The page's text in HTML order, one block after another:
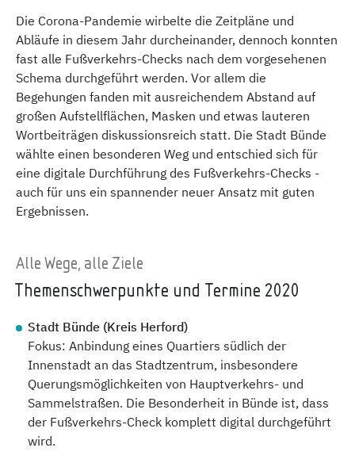
Die Corona-Pandemie wirbelte die Zeitpläne und
Abläufe in diesem Jahr durcheinander, dennoch konnten
fast alle Fußverkehrs-Checks nach dem vorgesehenen
Schema durchgeführt werden. Vor allem die
Begehungen fanden mit ausreichendem Abstand auf
großen Aufstellflächen, Masken und etwas lauteren
Wortbeiträgen diskussionsreich statt. Die Stadt Bünde
wählte einen besonderen Weg und entschied sich für
eine digitale Durchführung des Fußverkehrs-Checks -
auch für uns ein spannender neuer Ansatz mit guten
Ergebnissen.
Alle Wege, alle Ziele
Themenschwerpunkte und Termine 2020
Stadt Bünde (Kreis Herford)
Fokus: Anbindung eines Quartiers südlich der
Innenstadt an das Stadtzentrum, insbesondere
Querungsmöglichkeiten von Hauptverkehrs- und
Sammelstraßen. Die Besonderheit in Bünde ist, dass
der Fußverkehrs-Check komplett digital durchgeführt
wird.